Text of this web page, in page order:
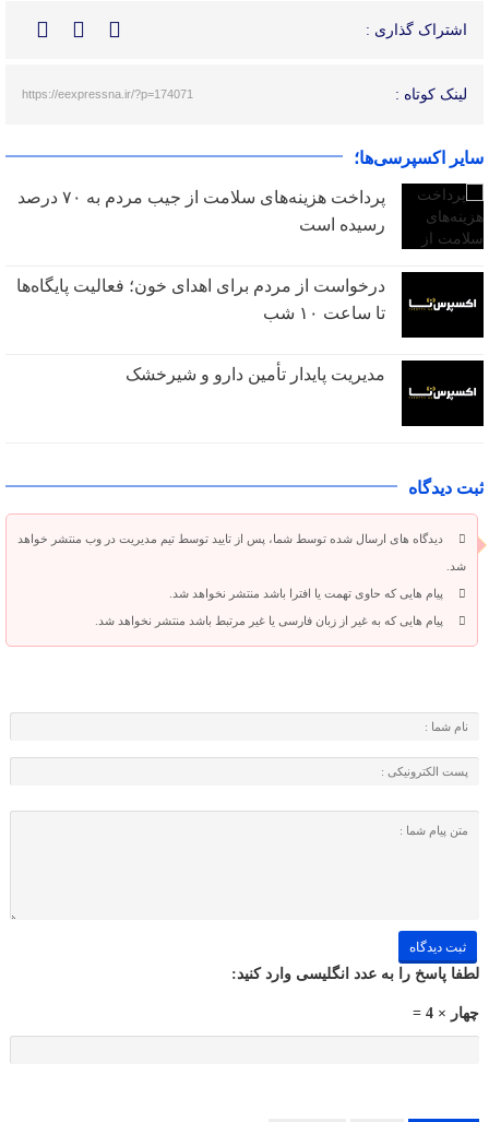
اشتراک گذاری :
لینک کوتاه : https://eexpressna.ir/?p=174071
سایر اکسپرسی‌ها؛
پرداخت هزینه‌های سلامت از جیب مردم به ۷۰ درصد
رسیده است
درخواست از مردم برای اهدای خون؛ فعالیت پایگاه‌ها
تا ساعت ۱۰ شب
مدیریت پایدار تأمین دارو و شیرخشک
ثبت دیدگاه
دیدگاه های ارسال شده توسط شما، پس از تایید توسط تیم مدیریت در وب منتشر خواهد
شد.
پیام هایی که حاوی تهمت یا افترا باشد منتشر نخواهد شد.
پیام هایی که به غیر از زبان فارسی یا غیر مرتبط باشد منتشر نخواهد شد.
لطفا پاسخ را به عدد انگلیسی وارد کنید:
چهار × 4 =